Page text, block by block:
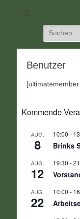
Suchen
nach:
Benutzer
[ultimatemember
Kommende
AUG.
8
10:00 -
Brinks
AUG.
12
19:30 -
AUG.
22
10:00 -